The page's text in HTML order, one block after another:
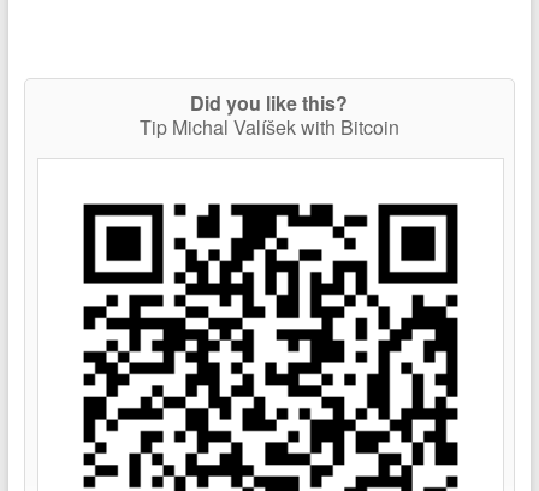
Did you like this?
Tip Michal Valíšek with Bitcoin